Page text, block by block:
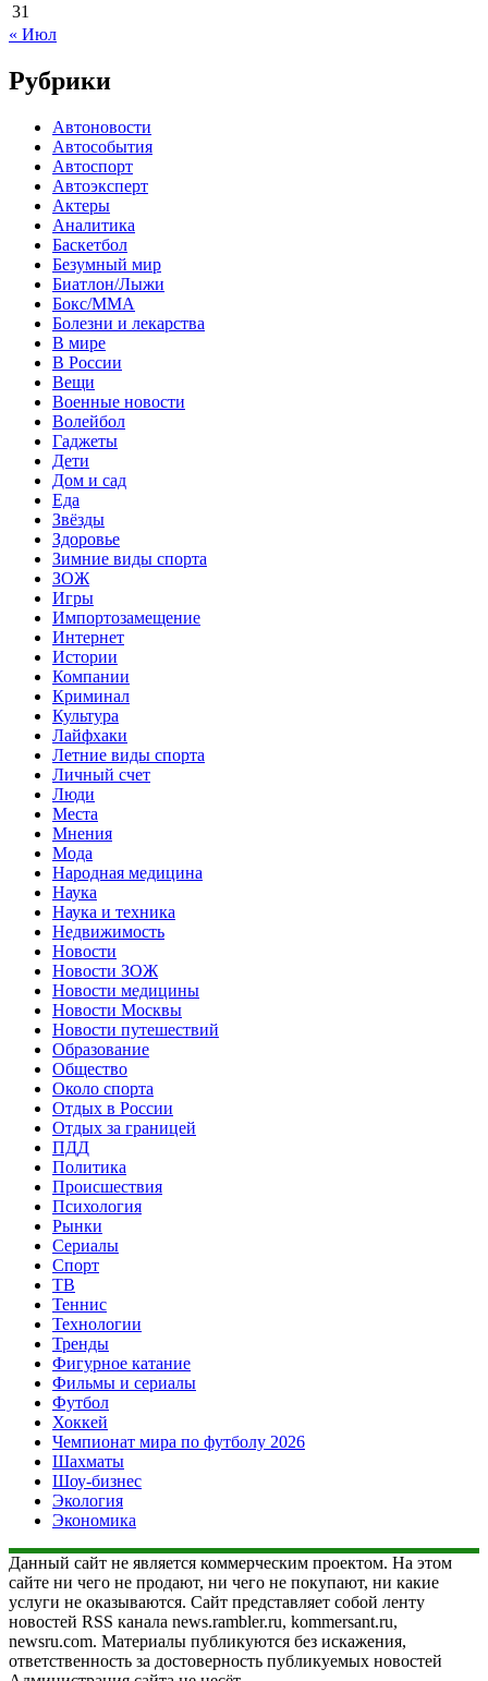
31
« Июл
Рубрики
Автоновости
Автособытия
Автоспорт
Автоэксперт
Актеры
Аналитика
Баскетбол
Безумный мир
Биатлон/Лыжи
Бокс/MMA
Болезни и лекарства
В мире
В России
Вещи
Военные новости
Волейбол
Гаджеты
Дети
Дом и сад
Еда
Звёзды
Здоровье
Зимние виды спорта
ЗОЖ
Игры
Импортозамещение
Интернет
Истории
Компании
Криминал
Культура
Лайфхаки
Летние виды спорта
Личный счет
Люди
Места
Мнения
Мода
Народная медицина
Наука
Наука и техника
Недвижимость
Новости
Новости ЗОЖ
Новости медицины
Новости Москвы
Новости путешествий
Образование
Общество
Около спорта
Отдых в России
Отдых за границей
ПДД
Политика
Происшествия
Психология
Рынки
Сериалы
Спорт
ТВ
Теннис
Технологии
Тренды
Фигурное катание
Фильмы и сериалы
Футбол
Хоккей
Чемпионат мира по футболу 2026
Шахматы
Шоу-бизнес
Экология
Экономика
Данный сайт не является коммерческим проектом. На этом
сайте ни чего не продают, ни чего не покупают, ни какие
услуги не оказываются. Сайт представляет собой ленту
новостей RSS канала news.rambler.ru, kommersant.ru,
newsru.com. Материалы публикуются без искажения,
ответственность за достоверность публикуемых новостей